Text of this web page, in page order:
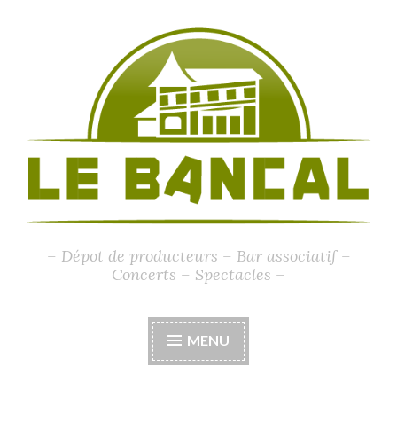
– Dépot de producteurs – Bar associatif –
Concerts – Spectacles –
MENU